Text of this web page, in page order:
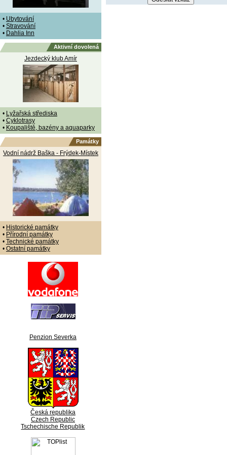
• Ubytování
• Stravování
• Dahlia Inn
Aktivní dovolená
Jezdecký klub Amír
• Lyžařská střediska
• Cyklotrasy
• Koupaliště, bazény a aquaparky
Památky
Vodní nádrž Baška - Frýdek-Místek
• Historické památky
• Přírodní památky
• Technické památky
• Ostatní památky
Penzion Severka
Česká republika
Czech Republic
Tschechische Republik